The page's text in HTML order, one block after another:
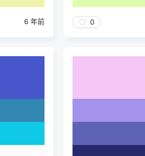
6 年前 0